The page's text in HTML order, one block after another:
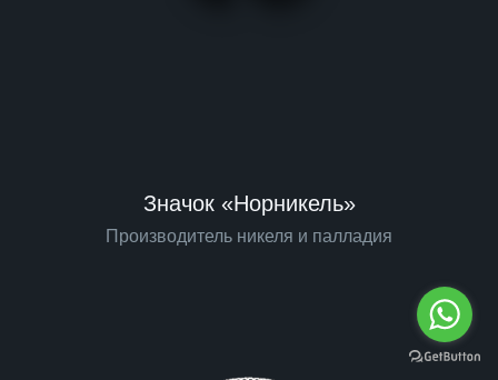
Значок «Норникель»
Производитель никеля и палладия